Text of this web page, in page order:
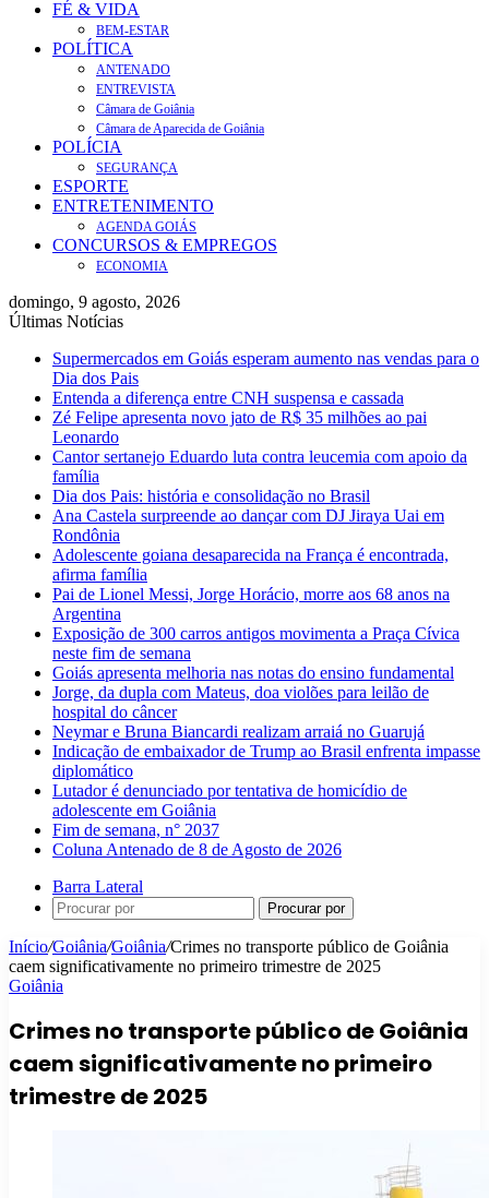
FÉ & VIDA
BEM-ESTAR
POLÍTICA
ANTENADO
ENTREVISTA
Câmara de Goiânia
Câmara de Aparecida de Goiânia
POLÍCIA
SEGURANÇA
ESPORTE
ENTRETENIMENTO
AGENDA GOIÁS
CONCURSOS & EMPREGOS
ECONOMIA
domingo, 9 agosto, 2026
Últimas Notícias
Supermercados em Goiás esperam aumento nas vendas para o
Dia dos Pais
Entenda a diferença entre CNH suspensa e cassada
Zé Felipe apresenta novo jato de R$ 35 milhões ao pai
Leonardo
Cantor sertanejo Eduardo luta contra leucemia com apoio da
família
Dia dos Pais: história e consolidação no Brasil
Ana Castela surpreende ao dançar com DJ Jiraya Uai em
Rondônia
Adolescente goiana desaparecida na França é encontrada,
afirma família
Pai de Lionel Messi, Jorge Horácio, morre aos 68 anos na
Argentina
Exposição de 300 carros antigos movimenta a Praça Cívica
neste fim de semana
Goiás apresenta melhoria nas notas do ensino fundamental
Jorge, da dupla com Mateus, doa violões para leilão de
hospital do câncer
Neymar e Bruna Biancardi realizam arraiá no Guarujá
Indicação de embaixador de Trump ao Brasil enfrenta impasse
diplomático
Lutador é denunciado por tentativa de homicídio de
adolescente em Goiânia
Fim de semana, n° 2037
Coluna Antenado de 8 de Agosto de 2026
Barra Lateral
Procurar por
Início/Goiânia/Goiânia/Crimes no transporte público de Goiânia
caem significativamente no primeiro trimestre de 2025
Goiânia
Crimes no transporte público de Goiânia
caem significativamente no primeiro
trimestre de 2025